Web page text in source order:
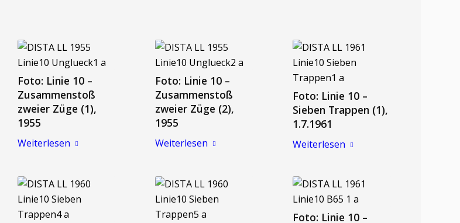
Foto: Linie 10 –
Zusammenstoß
zweier Züge (1),
1955
Weiterlesen
Foto: Linie 10 –
Zusammenstoß
zweier Züge (2),
1955
Weiterlesen
Foto: Linie 10 –
Sieben Trappen (1),
1.7.1961
Weiterlesen
Foto: Linie 10 –